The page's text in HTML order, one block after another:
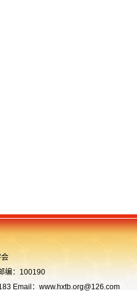
编：100190
Email：www.hxtb.org@126.com